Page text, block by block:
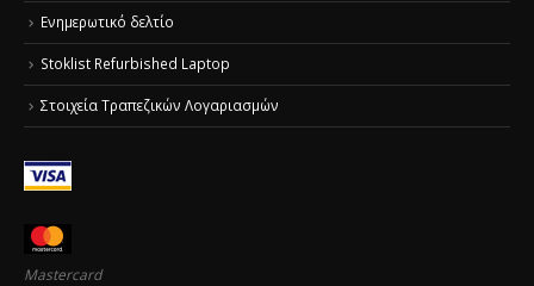
Ενημερωτικό δελτίο
Stoklist Refurbished Laptop
Στοιχεία Τραπεζικών Λογαριασμών
Mastercard